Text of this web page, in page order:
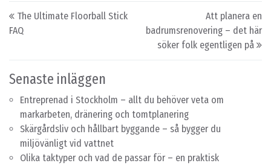
Post navigation
The Ultimate Floorball Stick
FAQ
Att planera en
badrumsrenovering – det här
söker folk egentligen på
Senaste inläggen
Entreprenad i Stockholm – allt du behöver veta om
markarbeten, dränering och tomtplanering
Skärgårdsliv och hållbart byggande – så bygger du
miljövänligt vid vattnet
Olika taktyper och vad de passar för – en praktisk